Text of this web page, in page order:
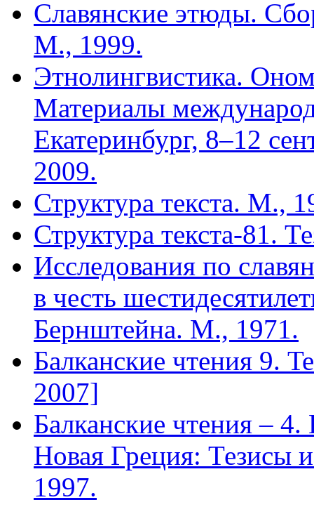
Славянские этюды.
М., 1999.
Этнолингвистика.
Материалы
Екатеринбург, 8–12
2009.
Структура текста. М.,
Структура текста-81.
Исследования по
в честь
Бернштейна. М., 1971.
Балканские чтения 9.
2007]
Балканские чтения – 4.
Новая Греция: Тезисы
1997.